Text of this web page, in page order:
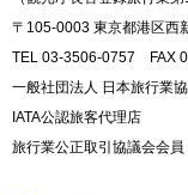
〒105-0003 東京都港区西
TEL 03-3506-0757 FAX
一般社団法人 日本旅行業
IATA公認旅客代理店
旅行業公正取引協議会会員